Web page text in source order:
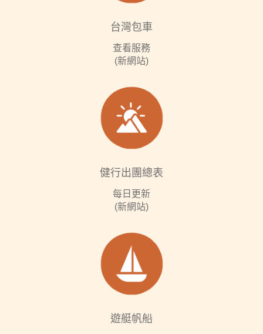
台灣包車
查看服務
(新網站)
健行出團總表
每日更新
(新網站)
遊艇帆船